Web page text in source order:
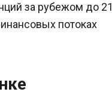
за рубежом до 21
потоках